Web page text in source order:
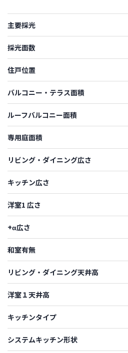
主要採光
採光面数
住戸位置
バルコニー・テラス面積
ルーフバルコニー面積
専用庭面積
リビング・ダイニング広さ
キッチン広さ
洋室1 広さ
+α広さ
和室有無
リビング・ダイニング天井高
洋室１天井高
キッチンタイプ
システムキッチン形状